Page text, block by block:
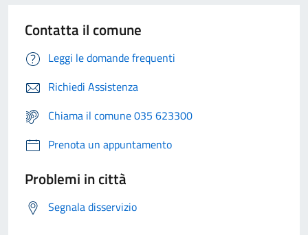
Contatta il comune
Leggi le domande frequenti
Richiedi Assistenza
Chiama il comune 035 623300
Prenota un appuntamento
Problemi in città
Segnala disservizio